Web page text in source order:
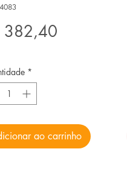
382,40
*
ao carrinho